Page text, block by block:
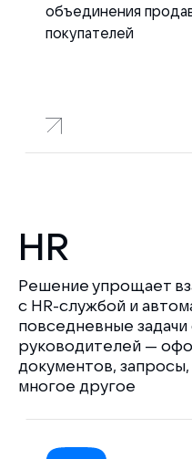
объединения
покупателей
HR
Решение упрощает
с HR-службой и
повседневные
руководителей —
документов, запросы,
многое другое